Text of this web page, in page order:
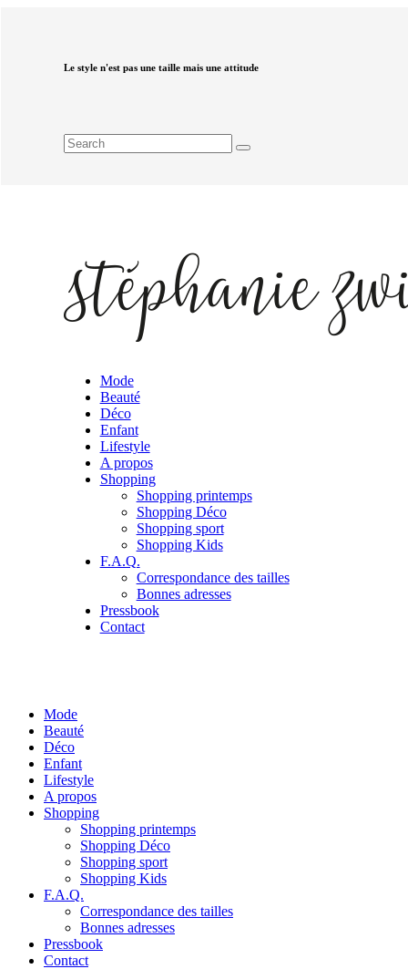
Le style n'est pas une taille mais une attitude
Mode
Beauté
Déco
Enfant
Lifestyle
A propos
Shopping
Shopping printemps
Shopping Déco
Shopping sport
Shopping Kids
F.A.Q.
Correspondance des tailles
Bonnes adresses
Pressbook
Contact
Mode
Beauté
Déco
Enfant
Lifestyle
A propos
Shopping
Shopping printemps
Shopping Déco
Shopping sport
Shopping Kids
F.A.Q.
Correspondance des tailles
Bonnes adresses
Pressbook
Contact